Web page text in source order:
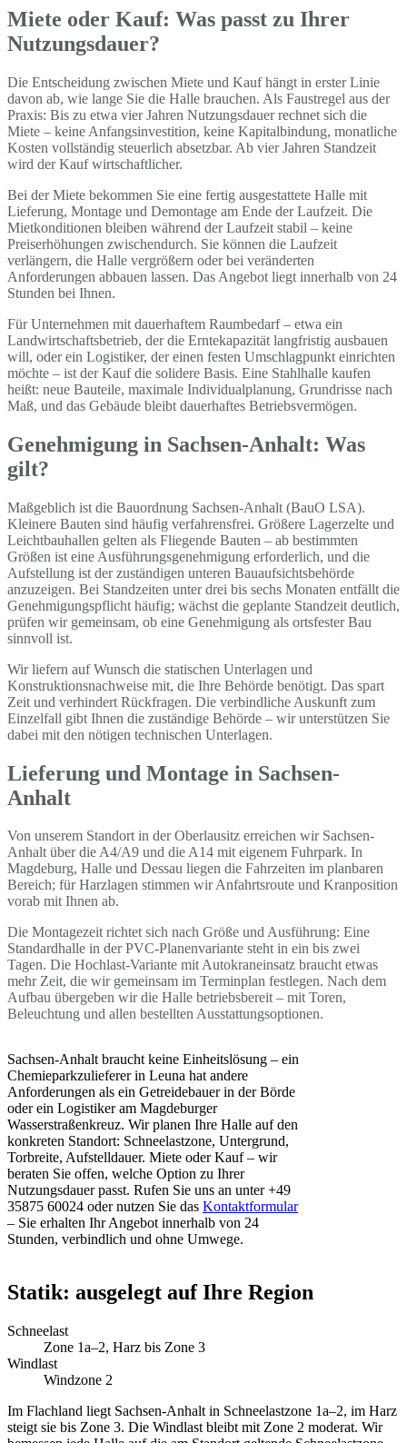
Miete oder Kauf: Was passt zu Ihrer
Nutzungsdauer?
Die Entscheidung zwischen Miete und Kauf hängt in erster Linie
davon ab, wie lange Sie die Halle brauchen. Als Faustregel aus der
Praxis: Bis zu etwa vier Jahren Nutzungsdauer rechnet sich die
Miete – keine Anfangsinvestition, keine Kapitalbindung, monatliche
Kosten vollständig steuerlich absetzbar. Ab vier Jahren Standzeit
wird der Kauf wirtschaftlicher.
Bei der Miete bekommen Sie eine fertig ausgestattete Halle mit
Lieferung, Montage und Demontage am Ende der Laufzeit. Die
Mietkonditionen bleiben während der Laufzeit stabil – keine
Preiserhöhungen zwischendurch. Sie können die Laufzeit
verlängern, die Halle vergrößern oder bei veränderten
Anforderungen abbauen lassen. Das Angebot liegt innerhalb von 24
Stunden bei Ihnen.
Für Unternehmen mit dauerhaftem Raumbedarf – etwa ein
Landwirtschaftsbetrieb, der die Erntekapazität langfristig ausbauen
will, oder ein Logistiker, der einen festen Umschlagpunkt einrichten
möchte – ist der Kauf die solidere Basis. Eine Stahlhalle kaufen
heißt: neue Bauteile, maximale Individualplanung, Grundrisse nach
Maß, und das Gebäude bleibt dauerhaftes Betriebsvermögen.
Genehmigung in Sachsen-Anhalt: Was
gilt?
Maßgeblich ist die Bauordnung Sachsen-Anhalt (BauO LSA).
Kleinere Bauten sind häufig verfahrensfrei. Größere Lagerzelte und
Leichtbauhallen gelten als Fliegende Bauten – ab bestimmten
Größen ist eine Ausführungsgenehmigung erforderlich, und die
Aufstellung ist der zuständigen unteren Bauaufsichtsbehörde
anzuzeigen. Bei Standzeiten unter drei bis sechs Monaten entfällt die
Genehmigungspflicht häufig; wächst die geplante Standzeit deutlich,
prüfen wir gemeinsam, ob eine Genehmigung als ortsfester Bau
sinnvoll ist.
Wir liefern auf Wunsch die statischen Unterlagen und
Konstruktionsnachweise mit, die Ihre Behörde benötigt. Das spart
Zeit und verhindert Rückfragen. Die verbindliche Auskunft zum
Einzelfall gibt Ihnen die zuständige Behörde – wir unterstützen Sie
dabei mit den nötigen technischen Unterlagen.
Lieferung und Montage in Sachsen-
Anhalt
Von unserem Standort in der Oberlausitz erreichen wir Sachsen-
Anhalt über die A4/A9 und die A14 mit eigenem Fuhrpark. In
Magdeburg, Halle und Dessau liegen die Fahrzeiten im planbaren
Bereich; für Harzlagen stimmen wir Anfahrtsroute und Kranposition
vorab mit Ihnen ab.
Die Montagezeit richtet sich nach Größe und Ausführung: Eine
Standardhalle in der PVC-Planenvariante steht in ein bis zwei
Tagen. Die Hochlast-Variante mit Autokraneinsatz braucht etwas
mehr Zeit, die wir gemeinsam im Terminplan festlegen. Nach dem
Aufbau übergeben wir die Halle betriebsbereit – mit Toren,
Beleuchtung und allen bestellten Ausstattungsoptionen.
Sachsen-Anhalt braucht keine Einheitslösung – ein
Chemieparkzulieferer in Leuna hat andere
Anforderungen als ein Getreidebauer in der Börde
oder ein Logistiker am Magdeburger
Wasserstraßenkreuz. Wir planen Ihre Halle auf den
konkreten Standort: Schneelastzone, Untergrund,
Torbreite, Aufstelldauer. Miete oder Kauf – wir
beraten Sie offen, welche Option zu Ihrer
Nutzungsdauer passt. Rufen Sie uns an unter +49
35875 60024 oder nutzen Sie das Kontaktformular
– Sie erhalten Ihr Angebot innerhalb von 24
Stunden, verbindlich und ohne Umwege.
Statik: ausgelegt auf Ihre Region
Schneelast
Zone 1a–2, Harz bis Zone 3
Windlast
Windzone 2
Im Flachland liegt Sachsen-Anhalt in Schneelastzone 1a–2, im Harz
steigt sie bis Zone 3. Die Windlast bleibt mit Zone 2 moderat. Wir